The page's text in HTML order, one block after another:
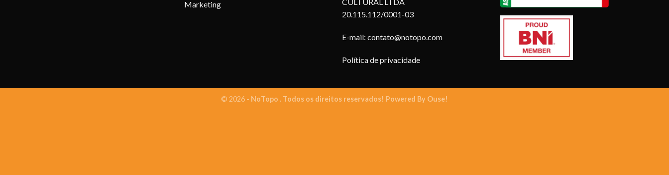
Marketing
20.115.112/0001-03
E-mail: contato@notopo.com
Política de privacidade
© 2026 - NoTopo . Todos os direitos reservados! Powered By Ouse!